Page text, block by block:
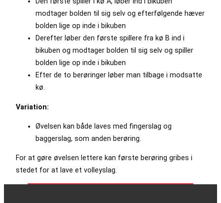
modtager bolden til sig selv og efterfølgende hæver
bolden lige op inde i bikuben
Derefter løber den første spillere fra kø B ind i
bikuben og modtager bolden til sig selv og spiller
bolden lige op inde i bikuben
Efter de to berøringer løber man tilbage i modsatte
kø.
Variation:
Øvelsen kan både laves med fingerslag og
baggerslag, som anden berøring.
For at gøre øvelsen lettere kan første berøring gribes i
stedet for at lave et volleyslag.